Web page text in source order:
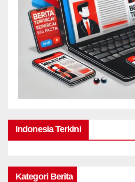
Indonesia Terkini
Kategori Berita